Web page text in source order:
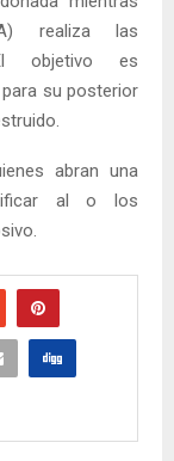
realiza las
El objetivo es
su posterior
abran una
al o los